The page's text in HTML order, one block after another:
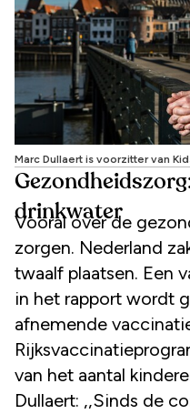
Marc Dullaert is voorzitter van
drinkwater
Vooral over de
zorgen. Nederland
twaalf plaatsen. Een
in het rapport wordt
afnemende
van het aantal
Dullaert: ,,Sinds de